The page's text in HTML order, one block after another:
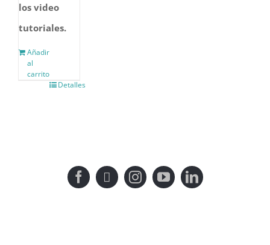
los video
tutoriales.
Añadir
al
carrito
Detalles